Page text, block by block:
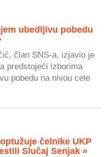
ubedljivu pobedu
član SNS-a, izjavio je
predstojeći izborima
pobedu na nivou cele
čelnike UKP
Slučaj Senjak »